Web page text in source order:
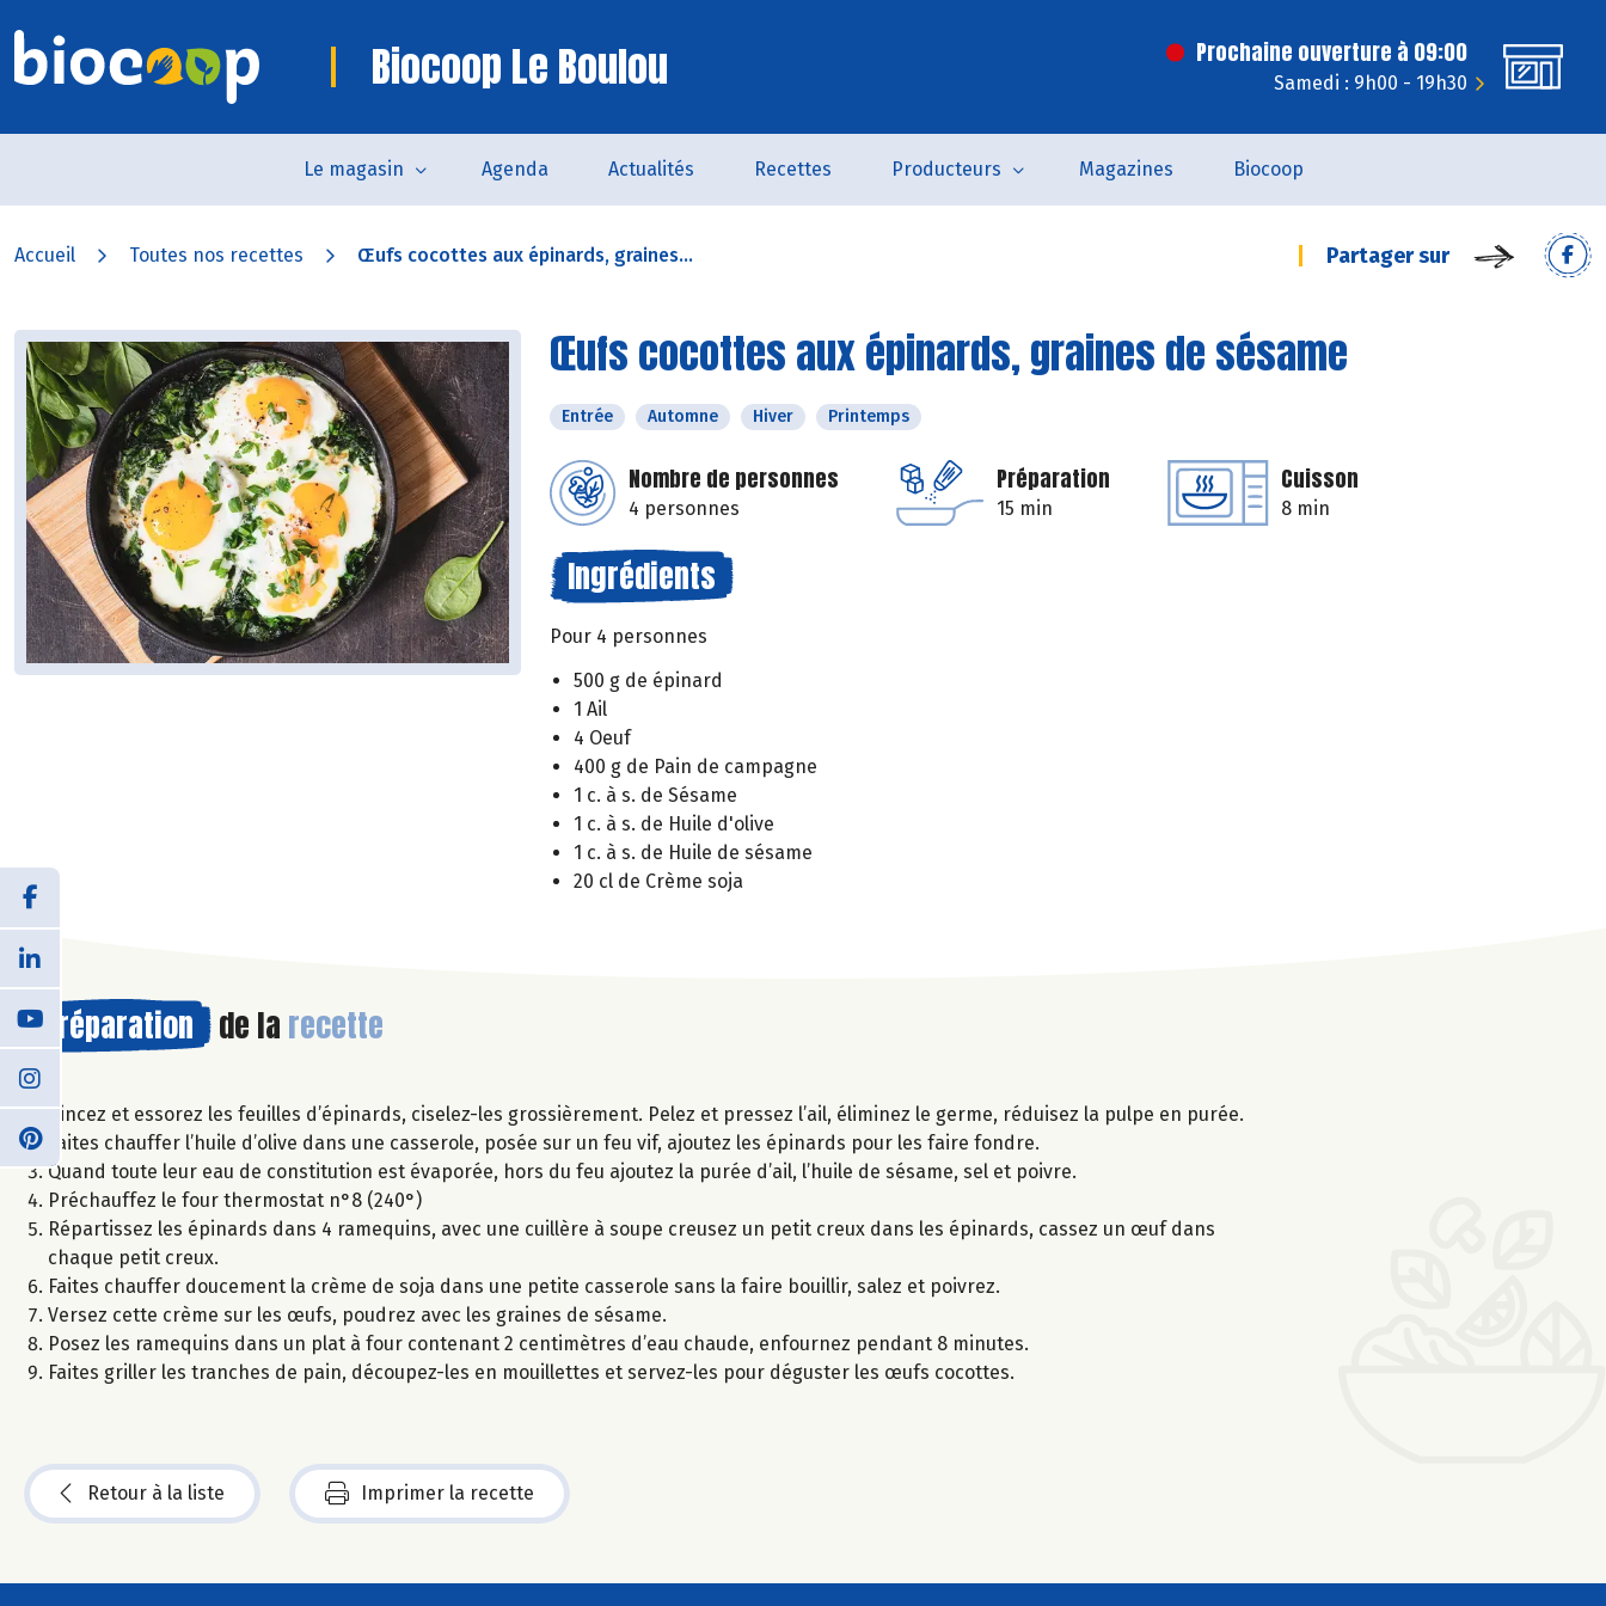
Biocoop Le Boulou Prochaine ouverture à 09:00
Samedi : 9h00 - 19h30
Le magasin Agenda Actualités Recettes Producteurs Magazines Biocoop
Accueil Toutes nos recettes Œufs cocottes aux épinards, graines... Partager sur
Œufs cocottes aux épinards, graines de sésame
Entrée Automne Hiver Printemps
Nombre de personnes
4 personnes
Préparation
15 min
Cuisson
8 min
Ingrédients
Pour 4 personnes
500 g de épinard
1 Ail
4 Oeuf
400 g de Pain de campagne
1 c. à s. de Sésame
1 c. à s. de Huile d'olive
1 c. à s. de Huile de sésame
20 cl de Crème soja
Préparation de la recette
Rincez et essorez les feuilles d’épinards, ciselez-les grossièrement. Pelez et pressez l’ail, éliminez le germe, réduisez la pulpe en purée.
Faites chauffer l’huile d’olive dans une casserole, posée sur un feu vif, ajoutez les épinards pour les faire fondre.
Quand toute leur eau de constitution est évaporée, hors du feu ajoutez la purée d’ail, l’huile de sésame, sel et poivre.
Préchauffez le four thermostat n°8 (240°)
Répartissez les épinards dans 4 ramequins, avec une cuillère à soupe creusez un petit creux dans les épinards, cassez un œuf dans
chaque petit creux.
Faites chauffer doucement la crème de soja dans une petite casserole sans la faire bouillir, salez et poivrez.
Versez cette crème sur les œufs, poudrez avec les graines de sésame.
Posez les ramequins dans un plat à four contenant 2 centimètres d’eau chaude, enfournez pendant 8 minutes.
Faites griller les tranches de pain, découpez-les en mouillettes et servez-les pour déguster les œufs cocottes.
Retour à la liste Imprimer la recette